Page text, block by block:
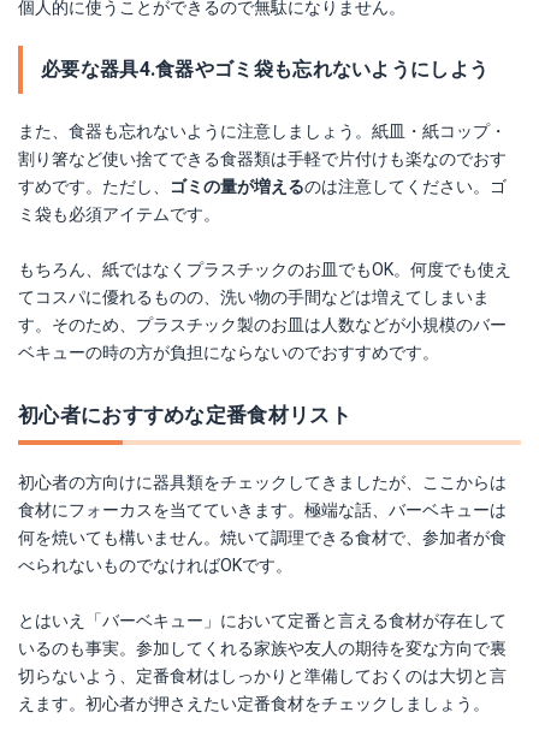
個人的に使うことができるので無駄になりません。
必要な器具4.食器やゴミ袋も忘れないようにしよう
また、食器も忘れないように注意しましょう。紙皿・紙コップ・
割り箸など使い捨てできる食器類は手軽で片付けも楽なのでおす
すめです。ただし、
ゴミの量が増えるのは注意してください。ゴ
ミ袋も必須アイテムです。
もちろん、紙ではなくプラスチックのお皿でもOK。何度でも使え
てコスパに優れるものの、洗い物の手間などは増えてしまいま
す。そのため、プラスチック製のお皿は人数などが小規模のバー
ベキューの時の方が負担にならないのでおすすめです。
初心者におすすめな定番食材リスト
初心者の方向けに器具類をチェックしてきましたが、ここからは
食材にフォーカスを当てていきます。極端な話、バーベキューは
何を焼いても構いません。焼いて調理できる食材で、参加者が食
べられないものでなければOKです。
とはいえ「バーベキュー」において定番と言える食材が存在して
いるのも事実。参加してくれる家族や友人の期待を変な方向で裏
切らないよう、定番食材はしっかりと準備しておくのは大切と言
えます。初心者が押さえたい定番食材をチェックしましょう。